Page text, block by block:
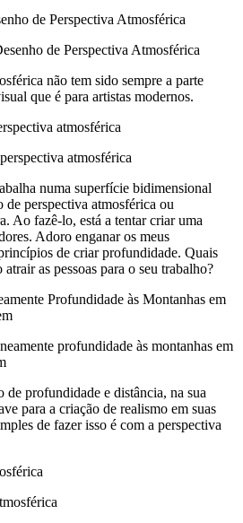
de Perspectiva Atmosférica
não tem sido sempre a parte
que é para artistas modernos.
atmosférica
numa superfície bidimensional
de perspectiva atmosférica ou
Ao fazê-lo, está a tentar criar uma
Adoro enganar os meus
de criar profundidade. Quais
as pessoas para o seu trabalho?
Profundidade às Montanhas em
de profundidade e distância, na sua
para a criação de realismo em suas
de fazer isso é com a perspectiva